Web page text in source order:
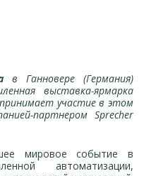
в Ганновере (Германия)
выставка-ярмарка
участие в этом
партнером Sprecher
мировое событие в
автоматизации,